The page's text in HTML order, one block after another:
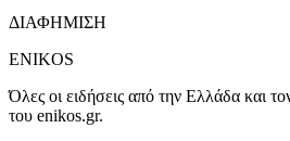
ΔΙΑΦΗΜΙΣΗ
ENIKOS
Όλες οι ειδήσεις από την Ελλάδα και
του enikos.gr.